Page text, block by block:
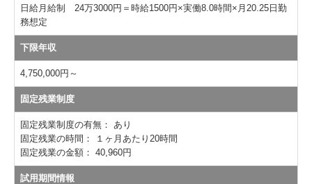
日給月給制 24万3000円＝時給1500円×実働8.0時間×月20.25日勤
務想定
下限年収
4,750,000円～
固定残業制度
固定残業制度の有無： あり
固定残業の時間：
１ヶ月あたり20時間
固定残業の金額： 40,960円
試用期間情報